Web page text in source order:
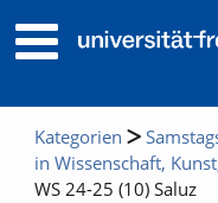
Kategorien
in Wissenschaft,
WS 24-25 (10) Saluz